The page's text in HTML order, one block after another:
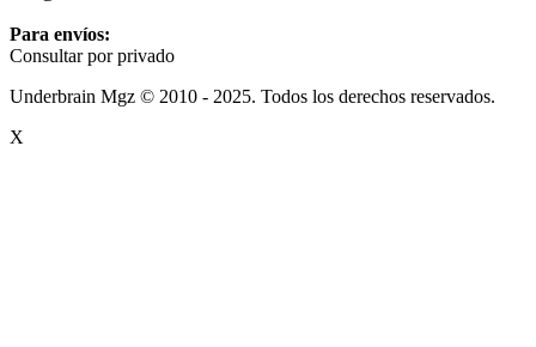
Para envíos:
Consultar por privado
Underbrain Mgz © 2010 - 2025. Todos los derechos reservados.
X